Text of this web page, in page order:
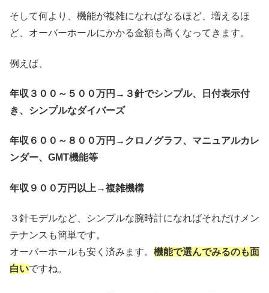
そして何より、機能が複雑になればなるほど、増えるほ
ど、オーバーホールにかかる金額も高くなってきます。
例えば、
年収３００～５００万円→３針でシンプル、日付表示付
き、シンプルなダイバーズ
年収６００～８００万円→クロノグラフ、マニュアルカレ
ンダー、GMT機能等
年収９００万円以上→複雑機構
３針モデルなど、シンプルな腕時計になればそれだけメン
テナンスも簡単です。
オーバーホールも安く済みます。 機能で選んでみるのも面
白いですね。